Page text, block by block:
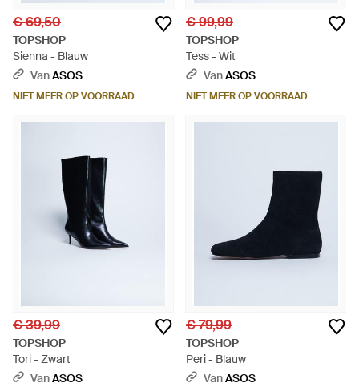
€ 69,50
TOPSHOP
Sienna - Blauw
VanASOS
NIET MEER OP VOORRAAD
€ 99,99
TOPSHOP
Tess - Wit
VanASOS
NIET MEER OP VOORRAAD
€ 39,99
TOPSHOP
Tori - Zwart
VanASOS
€ 79,99
TOPSHOP
Peri - Blauw
VanASOS